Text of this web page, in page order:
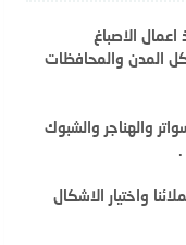
الاصباغ
المدن والمحافظات
والهناجر والشبوك
.
واختيار الاشكال